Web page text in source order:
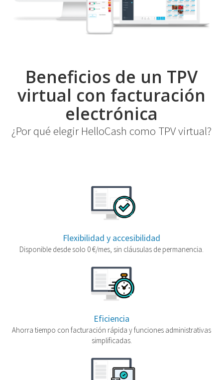
Beneficios de un TPV
virtual con facturación
electrónica
¿Por qué elegir HelloCash como TPV virtual?
Flexibilidad y accesibilidad
Disponible desde solo 0 €/mes, sin cláusulas de permanencia.
Eficiencia
Ahorra tiempo con facturación rápida y funciones administrativas
simplificadas.